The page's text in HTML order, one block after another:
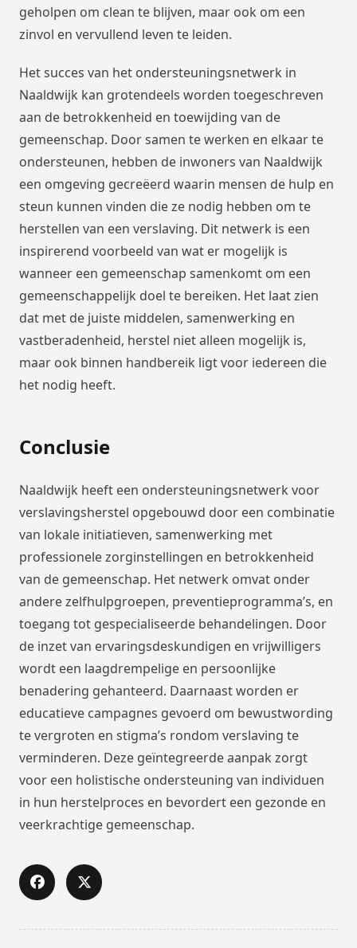
geholpen om clean te blijven, maar ook om een
zinvol en vervullend leven te leiden.
Het succes van het ondersteuningsnetwerk in
Naaldwijk kan grotendeels worden toegeschreven
aan de betrokkenheid en toewijding van de
gemeenschap. Door samen te werken en elkaar te
ondersteunen, hebben de inwoners van Naaldwijk
een omgeving gecreëerd waarin mensen de hulp en
steun kunnen vinden die ze nodig hebben om te
herstellen van een verslaving. Dit netwerk is een
inspirerend voorbeeld van wat er mogelijk is
wanneer een gemeenschap samenkomt om een
gemeenschappelijk doel te bereiken. Het laat zien
dat met de juiste middelen, samenwerking en
vastberadenheid, herstel niet alleen mogelijk is,
maar ook binnen handbereik ligt voor iedereen die
het nodig heeft.
Conclusie
Naaldwijk heeft een ondersteuningsnetwerk voor
verslavingsherstel opgebouwd door een combinatie
van lokale initiatieven, samenwerking met
professionele zorginstellingen en betrokkenheid
van de gemeenschap. Het netwerk omvat onder
andere zelfhulpgroepen, preventieprogramma’s, en
toegang tot gespecialiseerde behandelingen. Door
de inzet van ervaringsdeskundigen en vrijwilligers
wordt een laagdrempelige en persoonlijke
benadering gehanteerd. Daarnaast worden er
educatieve campagnes gevoerd om bewustwording
te vergroten en stigma’s rondom verslaving te
verminderen. Deze geïntegreerde aanpak zorgt
voor een holistische ondersteuning van individuen
in hun herstelproces en bevordert een gezonde en
veerkrachtige gemeenschap.